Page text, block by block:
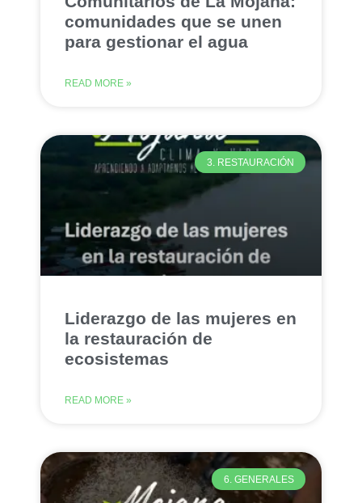
comunidades que se unen
para gestionar el agua
READ MORE »
3. RESTAURACIÓN
Liderazgo de las mujeres en
la restauración de
ecosistemas
READ MORE »
6. GENERALES